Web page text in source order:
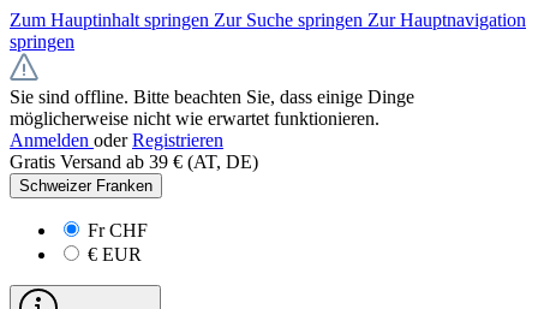
Zum Hauptinhalt springen Zur Suche springen Zur Hauptnavigation
springen
Sie sind offline. Bitte beachten Sie, dass einige Dinge
möglicherweise nicht wie erwartet funktionieren.
Anmelden oder Registrieren
Gratis Versand ab 39 € (AT, DE)
Schweizer Franken
FrCHF
€ EUR